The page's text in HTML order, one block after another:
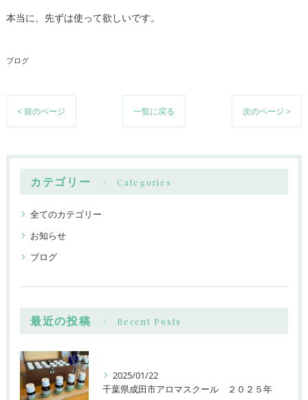
本当に、先ずは使って欲しいです。
ブログ
< 前のページ 一覧に戻る 次のページ >
カテゴリー Categories
全てのカテゴリー
お知らせ
ブログ
最近の投稿 Recent Posts
2025/01/22
千葉県成田市アロマスクール ２０２５年